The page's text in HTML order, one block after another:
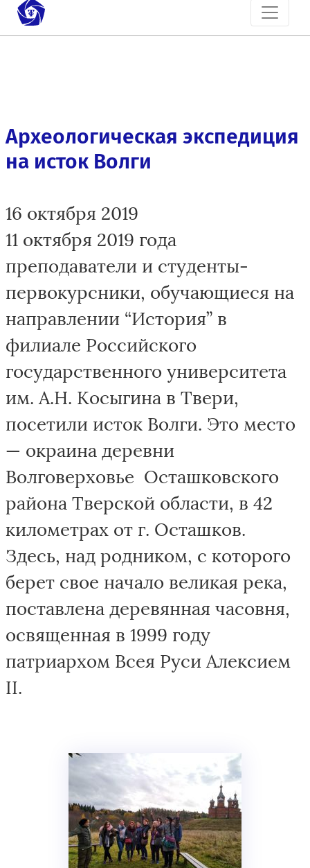
Археологическая экспедиция
на исток Волги
16 октября 2019
11 октября 2019 года
преподаватели и студенты-
первокурсники, обучающиеся на
направлении “История” в
филиале Российского
государственного университета
им. А.Н. Косыгина в Твери,
посетили исток Волги. Это место
— окраина деревни
Волговерховье Осташковского
района Тверской области, в 42
километрах от г. Осташков.
Здесь, над родником, с которого
берет свое начало великая река,
поставлена деревянная часовня,
освященная в 1999 году
патриархом Всея Руси Алексием
II.